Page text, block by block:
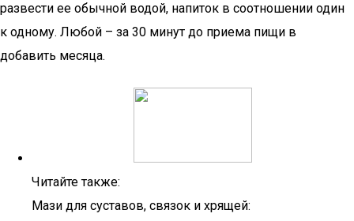
развести ее обычной водой, напиток в соотношении один
к одному. Любой – за 30 минут до приема пищи в
добавить месяца.
Читайте также:
Мази для суставов, связок и хрящей: